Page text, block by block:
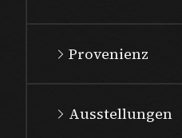
Provenienz
Ausstellungen